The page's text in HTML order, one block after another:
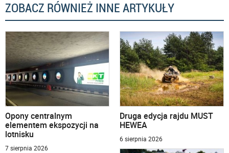
ZOBACZ RÓWNIEŻ INNE ARTYKUŁY
Opony centralnym
elementem ekspozycji na
lotnisku
7 sierpnia 2026
Druga edycja rajdu MUST
HEWEA
6 sierpnia 2026